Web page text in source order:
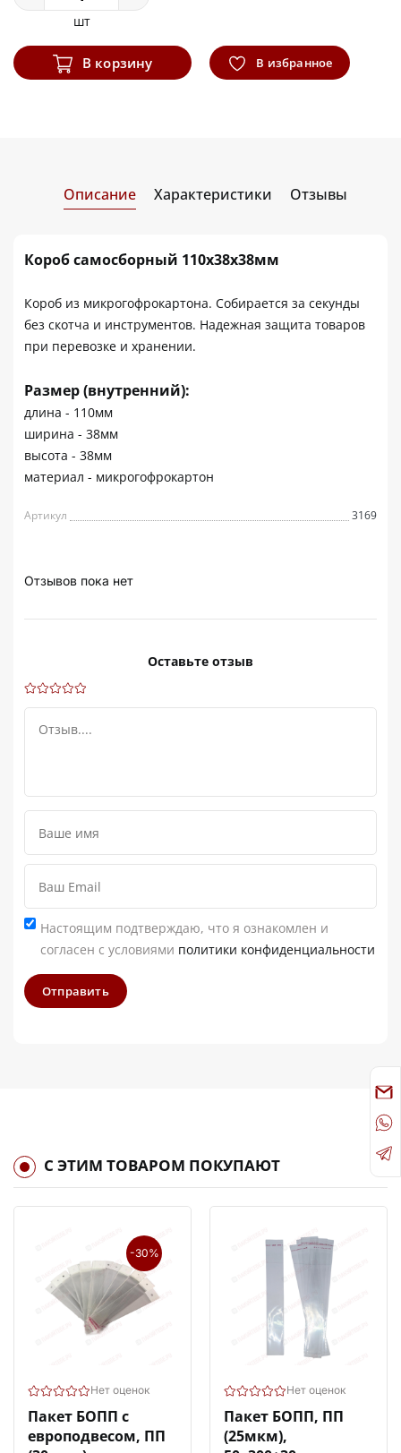
шт
В корзину В избранное
Описание Характеристики Отзывы
Короб самосборный 110х38х38мм
Короб из микрогофрокартона. Собирается за секунды
без скотча и инструментов. Надежная защита товаров
при перевозке и хранении.
Размер (внутренний):
длина - 110мм
ширина - 38мм
высота - 38мм
материал - микрогофрокартон
Артикул 3169
Отзывов пока нет
Оставьте отзыв
Настоящим подтверждаю, что я ознакомлен и
согласен с условиями политики конфиденциальности
Отправить
С ЭТИМ ТОВАРОМ ПОКУПАЮТ
-30%
Нет оценок
Пакет БОПП с
европодвесом, ПП
Нет оценок
Пакет БОПП, ПП
(25мкм),